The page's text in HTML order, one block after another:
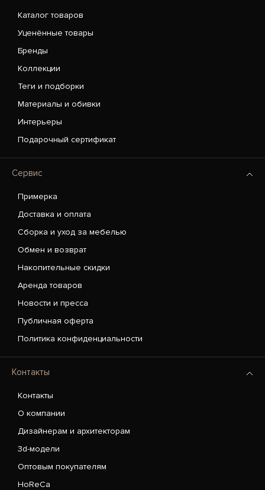
Каталог товаров
Уценённые товары
Бренды
Коллекции
Теги и подборки
Материалы и обивки
Интерьеры
Подарочный сертификат
Сервис
Примерка
Доставка и оплата
Сборка и уход за мебелью
Обмен и возврат
Накопительные скидки
Аренда товаров
Новости и пресса
Публичная оферта
Политика конфиденциальности
Контакты
Контакты
О компании
Дизайнерам и архитекторам
3d-модели
Оптовым покупателям
HoReCa